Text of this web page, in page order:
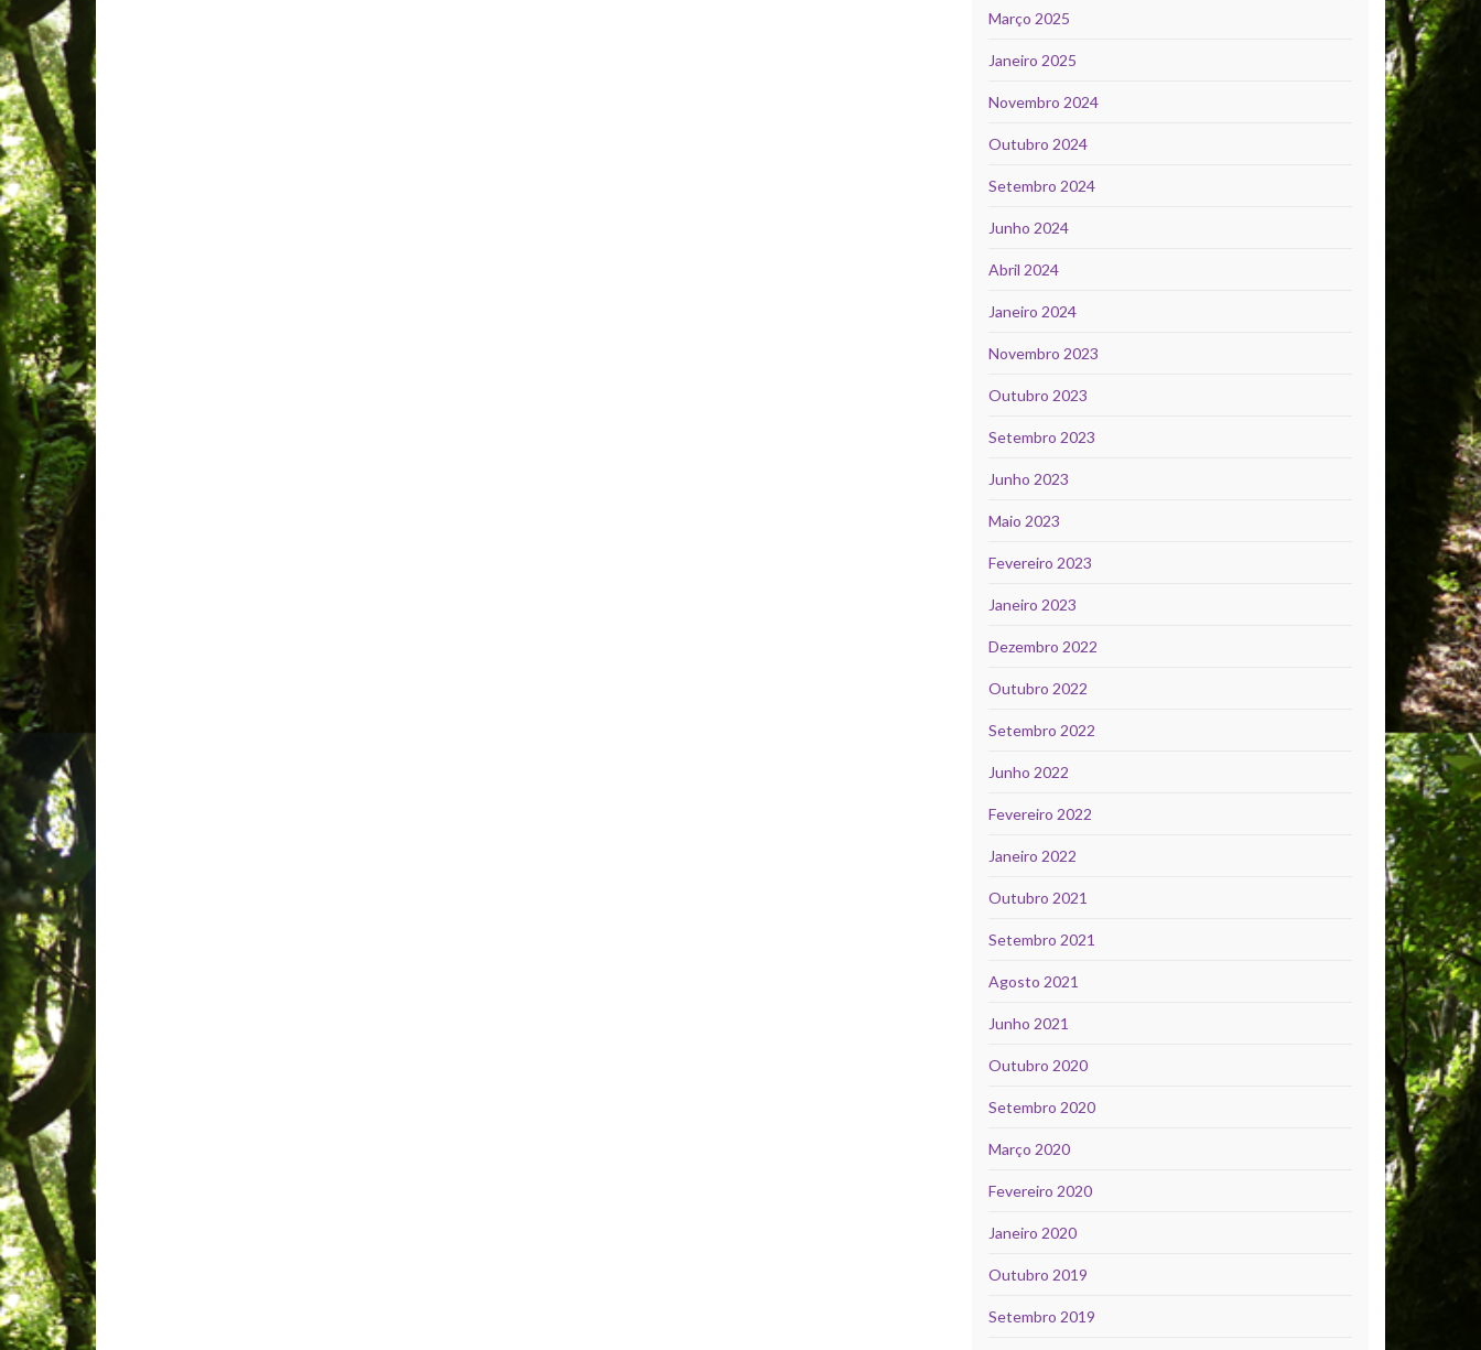
Março 2025
Janeiro 2025
Novembro 2024
Outubro 2024
Setembro 2024
Junho 2024
Abril 2024
Janeiro 2024
Novembro 2023
Outubro 2023
Setembro 2023
Junho 2023
Maio 2023
Fevereiro 2023
Janeiro 2023
Dezembro 2022
Outubro 2022
Setembro 2022
Junho 2022
Fevereiro 2022
Janeiro 2022
Outubro 2021
Setembro 2021
Agosto 2021
Junho 2021
Outubro 2020
Setembro 2020
Março 2020
Fevereiro 2020
Janeiro 2020
Outubro 2019
Setembro 2019